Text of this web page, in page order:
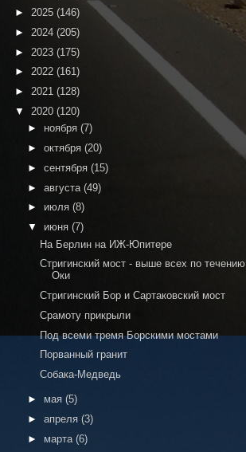
► 2025 (146)
► 2024 (205)
► 2023 (175)
► 2022 (161)
► 2021 (128)
▼ 2020 (120)
► ноября (7)
► октября (20)
► сентября (15)
► августа (49)
► июля (8)
▼ июня (7)
На Берлин на ИЖ-Юпитере
Стригинский мост - выше всех по течению
Оки
Стригинский Бор и Сартаковский мост
Срамоту прикрыли
Под всеми тремя Борскими мостами
Порванный гранит
Собака-Медведь
► мая (5)
► апреля (3)
► марта (6)